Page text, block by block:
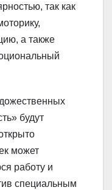
так как
а также
будут
может
работу и
специальным